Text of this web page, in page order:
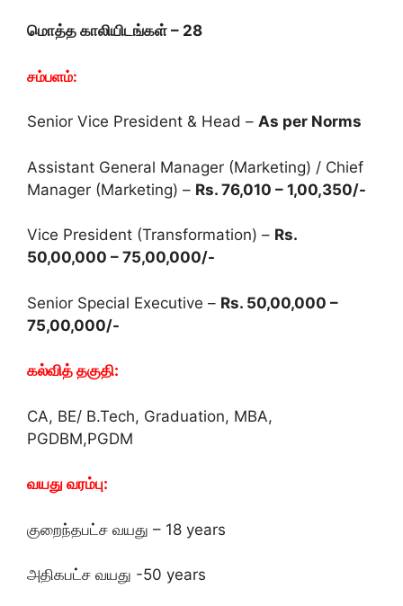
மொத்த காலியிடங்கள் – 28
சம்பளம்:
Senior Vice President & Head – As per Norms
Assistant General Manager (Marketing) / Chief
Manager (Marketing) – Rs. 76,010 – 1,00,350/-
Vice President (Transformation) – Rs.
50,00,000 – 75,00,000/-
Senior Special Executive – Rs. 50,00,000 –
75,00,000/-
கல்வித் தகுதி:
CA, BE/ B.Tech, Graduation, MBA,
PGDBM,PGDM
வயது வரம்பு:
குறைந்தபட்ச வயது – 18 years
அதிகபட்ச வயது -50 years